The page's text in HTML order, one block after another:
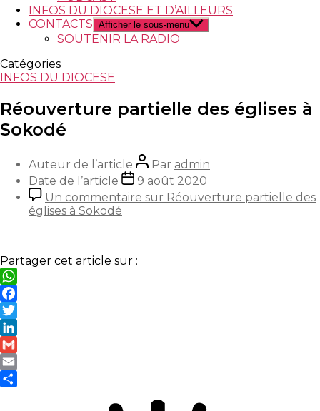
INFOS DU DIOCESE ET D’AILLEURS
CONTACTS Afficher le sous-menu
SOUTENIR LA RADIO
Catégories
INFOS DU DIOCESE
Réouverture partielle des églises à
Sokodé
Auteur de l’article Par admin
Date de l’article
9 août 2020
Un commentaire sur Réouverture partielle des
églises à Sokodé
Partager cet article sur :
WhatsApp
Facebook
Twitter
LinkedIn
Gmail
Email